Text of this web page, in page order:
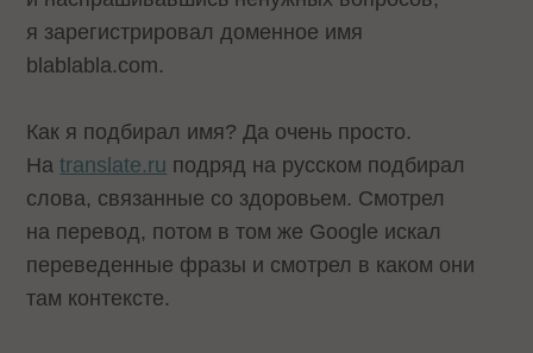
я зарегистрировал доменное имя
blablabla.com.
Как я подбирал имя? Да очень просто.
Наtranslate.ru подряд на русском подбирал
слова, связанные со здоровьем. Смотрел
на перевод, потом в том же Google искал
переведенные фразы и смотрел в каком они
там контексте.